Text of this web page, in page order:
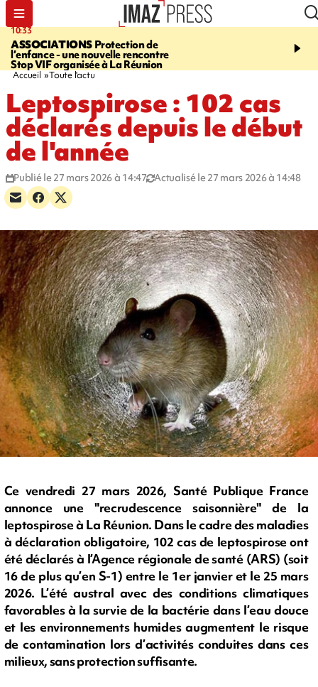
10:33
ASSOCIATIONSProtection de
l’enfance - une nouvelle rencontre
Stop VIF organisée à La Réunion
15:03
Vaste feu
l'ouest du pays, 20.000
Accueil Toute l'actu
Leptospirose : 102 cas
déclarés depuis le début
de l'année
Publié le 27 mars 2026 à 14:47 Actualisé le 27 mars 2026 à 14:48
Ce vendredi 27 mars 2026, Santé Publique France
annonce une "recrudescence saisonnière" de la
leptospirose à La Réunion. Dans le cadre des maladies
à déclaration obligatoire, 102 cas de leptospirose ont
été déclarés à l’Agence régionale de santé (ARS) (soit
16 de plus qu’en S-1) entre le 1er janvier et le 25 mars
2026. L’été austral avec des conditions climatiques
favorables à la survie de la bactérie dans l’eau douce
et les environnements humides augmentent le risque
de contamination lors d’activités conduites dans ces
milieux, sans protection suffisante.